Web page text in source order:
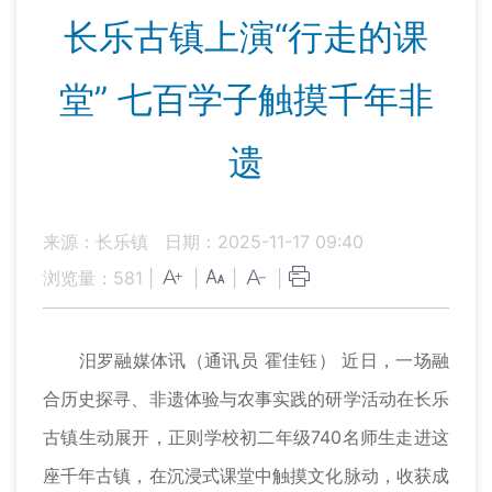
长乐古镇上演“行走的课
堂” 七百学子触摸千年非
遗
来源：长乐镇
日期：2025-11-17 09:40
浏览量： 581
汨罗融媒体讯（通讯员 霍佳钰） 近日，一场融
合历史探寻、非遗体验与农事实践的研学活动在长乐
古镇生动展开，正则学校初二年级740名师生走进这
座千年古镇，在沉浸式课堂中触摸文化脉动，收获成